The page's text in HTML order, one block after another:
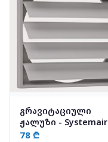
გრავიტაციული
ჟალუზი - Systemair
VK-15
78 ₾